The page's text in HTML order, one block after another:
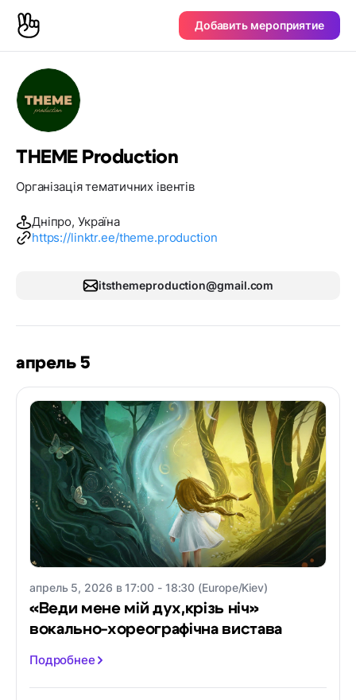
Добавить мероприятие
THEME Production
Організація тематичних івентів
Дніпро, Україна
https://linktr.ee/theme.production
itsthemeproduction@gmail.com
апрель 5
апрель 5, 2026 в 17:00 - 18:30 (Europe/Kiev)
«Веди мене мій дух,крізь ніч»
вокально-хореографічна вистава
Подробнее